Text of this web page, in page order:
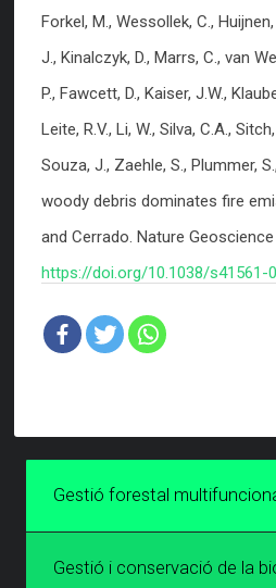
Forkel, M., Wessollek, C.,
J., Kinalczyk, D., Marrs, C., van
P., Fawcett, D., Kaiser, J.W.,
Leite, R.V., Li, W., Silva, C.A.,
Souza, J., Zaehle, S., Plummer,
woody debris dominates fire
and Cerrado. Nature Geoscience
https://doi.org/10.1038/s41561-
Gestió forestal
Gestió i conservació de la